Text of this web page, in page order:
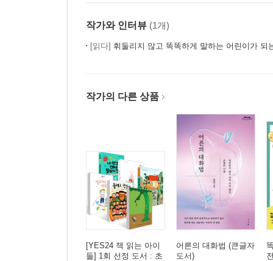
4. 안전하게 소통하는 비대면 대화
화상 수업은 집중이 잘 안돼 ㆍ 156
작가와 인터뷰 (1개)
[읽다] 휘둘리지 않고 똑똑하게 말하는 어린이가 되
작가의 다른 상품
[YES24 책 읽는 아이
들] 1회 선정 도서 : 초
어른의 대화법 (큰글자
도서)